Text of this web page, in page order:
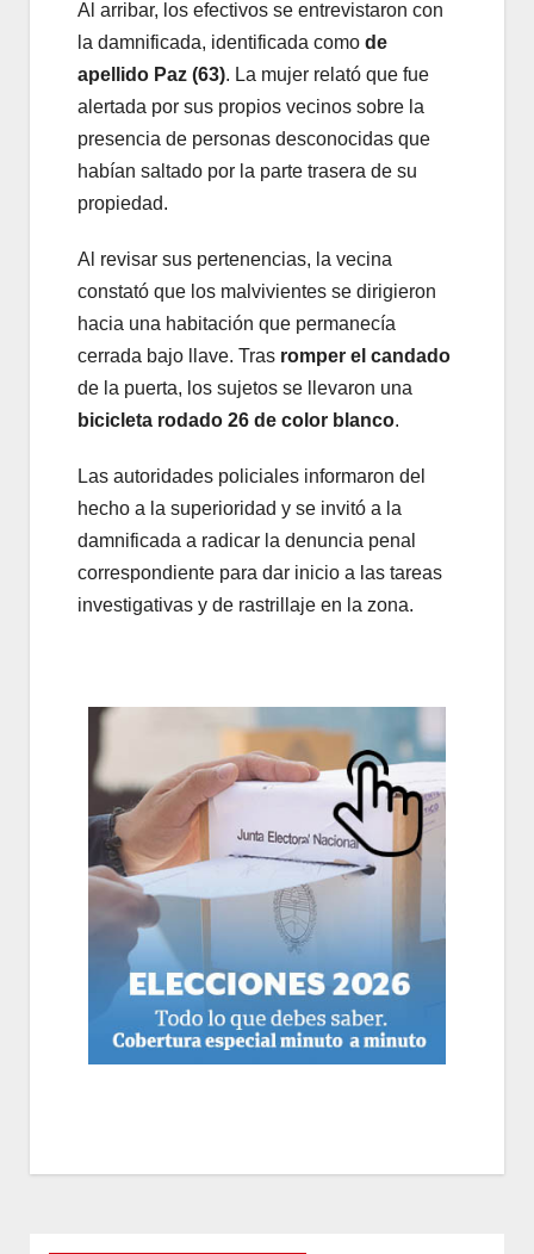
Al arribar, los efectivos se entrevistaron con
la damnificada, identificada como de
apellido Paz (63). La mujer relató que fue
alertada por sus propios vecinos sobre la
presencia de personas desconocidas que
habían saltado por la parte trasera de su
propiedad.
Al revisar sus pertenencias, la vecina
constató que los malvivientes se dirigieron
hacia una habitación que permanecía
cerrada bajo llave. Tras romper el candado
de la puerta, los sujetos se llevaron una
bicicleta rodado 26 de color blanco.
Las autoridades policiales informaron del
hecho a la superioridad y se invitó a la
damnificada a radicar la denuncia penal
correspondiente para dar inicio a las tareas
investigativas y de rastrillaje en la zona.